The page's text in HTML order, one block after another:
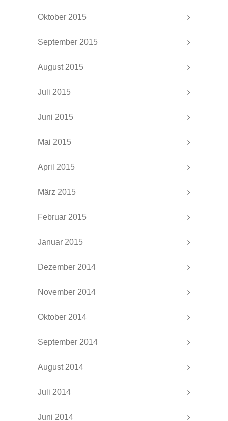
Oktober 2015
September 2015
August 2015
Juli 2015
Juni 2015
Mai 2015
April 2015
März 2015
Februar 2015
Januar 2015
Dezember 2014
November 2014
Oktober 2014
September 2014
August 2014
Juli 2014
Juni 2014